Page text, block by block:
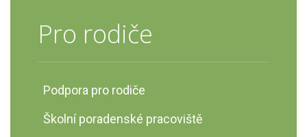
Pro rodiče
Podpora pro rodiče
Školní poradenské pracoviště